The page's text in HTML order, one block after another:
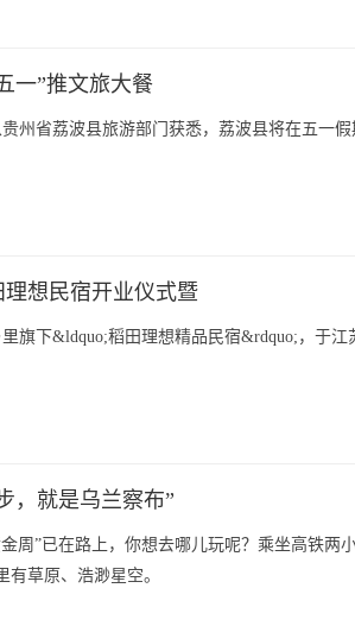
一”推文旅大餐
州省荔波县旅游部门获悉，荔波县将在五一
理想民宿开业仪式暨
旗下&ldquo;稻田理想精品民宿&rdquo;，于
，就是乌兰察布”
周”已在路上，你想去哪儿玩呢？乘坐高铁
草原、浩渺星空。